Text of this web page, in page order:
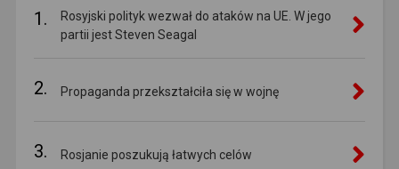
1.
Rosyjski polityk wezwał do ataków na UE. W jego
partii jest Steven Seagal
2. Propaganda przekształciła się w wojnę
3. Rosjanie poszukują łatwych celów